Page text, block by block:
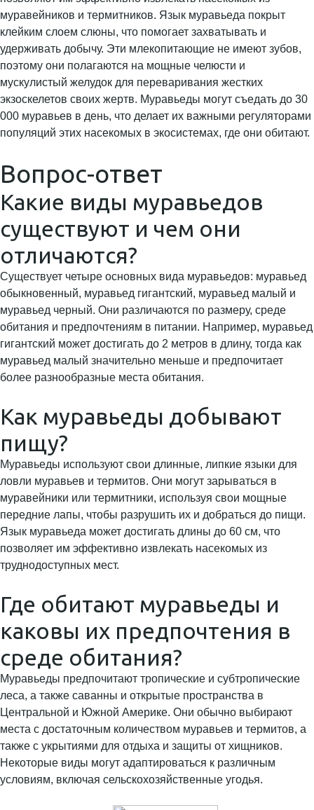
муравейников и термитников. Язык муравьеда покрыт
клейким слоем слюны, что помогает захватывать и
удерживать добычу. Эти млекопитающие не имеют зубов,
поэтому они полагаются на мощные челюсти и
мускулистый желудок для переваривания жестких
экзоскелетов своих жертв. Муравьеды могут съедать до 30
000 муравьев в день, что делает их важными регуляторами
популяций этих насекомых в экосистемах, где они обитают.
Вопрос-ответ
Какие виды муравьедов
существуют и чем они
отличаются?
Существует четыре основных вида муравьедов: муравьед
обыкновенный, муравьед гигантский, муравьед малый и
муравьед черный. Они различаются по размеру, среде
обитания и предпочтениям в питании. Например, муравьед
гигантский может достигать до 2 метров в длину, тогда как
муравьед малый значительно меньше и предпочитает
более разнообразные места обитания.
Как муравьеды добывают
пищу?
Муравьеды используют свои длинные, липкие языки для
ловли муравьев и термитов. Они могут зарываться в
муравейники или термитники, используя свои мощные
передние лапы, чтобы разрушить их и добраться до пищи.
Язык муравьеда может достигать длины до 60 см, что
позволяет им эффективно извлекать насекомых из
труднодоступных мест.
Где обитают муравьеды и
каковы их предпочтения в
среде обитания?
Муравьеды предпочитают тропические и субтропические
леса, а также саванны и открытые пространства в
Центральной и Южной Америке. Они обычно выбирают
места с достаточным количеством муравьев и термитов, а
также с укрытиями для отдыха и защиты от хищников.
Некоторые виды могут адаптироваться к различным
условиям, включая сельскохозяйственные угодья.